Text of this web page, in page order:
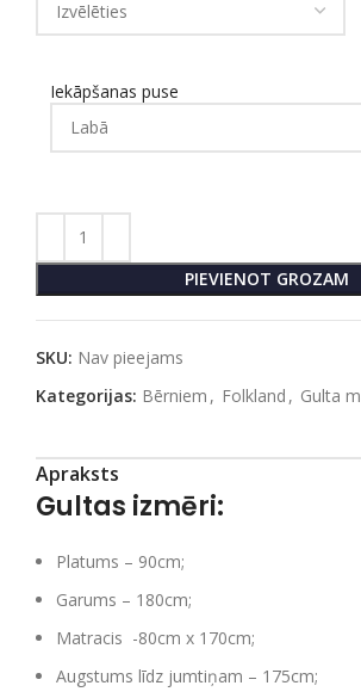
Iekāpšanas puse
PIEVIENOT GROZAM
SKU: Nav pieejams
Kategorijas: Bērniem , Folkland , Gulta
Apraksts
Gultas izmēri:
Platums – 90cm;
Garums – 180cm;
Matracis -80cm x 170cm;
Augstums līdz jumtiņam – 175cm;